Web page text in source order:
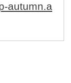
autumn.a